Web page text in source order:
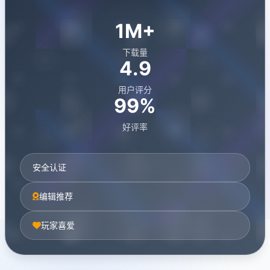
1M+
下载量
4.9
用户评分
99%
好评率
安全认证
编辑推荐
玩家喜爱